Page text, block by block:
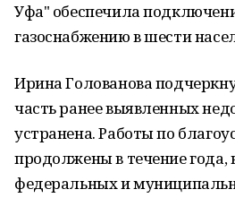
Уфа" обеспечила
газоснабжению в шести
Ирина Голованова
часть ранее выявленных
устранена. Работы по
продолжены в течение года,
федеральных и